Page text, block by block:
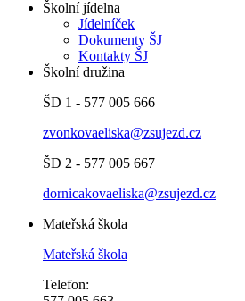
Školní jídelna
Jídelníček
Dokumenty ŠJ
Kontakty ŠJ
Školní družina
ŠD 1 - 577 005 666
zvonkovaeliska@zsujezd.cz
ŠD 2 - 577 005 667
dornicakovaeliska@zsujezd.cz
Mateřská škola
Mateřská škola
Telefon: